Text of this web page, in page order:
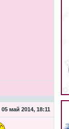
05 май 2014, 18:11